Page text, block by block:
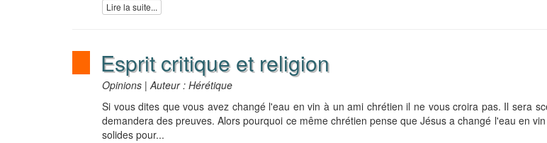
Lire la suite...
Esprit critique et religion
Opinions | Auteur : Hérétique
Si vous dites que vous avez changé l'eau en vin à un ami chrétien il ne vous croira pas. Il sera
demandera des preuves. Alors pourquoi ce même chrétien pense que Jésus a changé l'eau en
solides pour...